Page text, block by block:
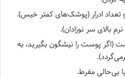
ادرار (پوشک‌های کمتر خیس).
بالای سر نوزادان).
(اگر پوست را نیشگون بگیرید، به
بی‌حالی مفرط.